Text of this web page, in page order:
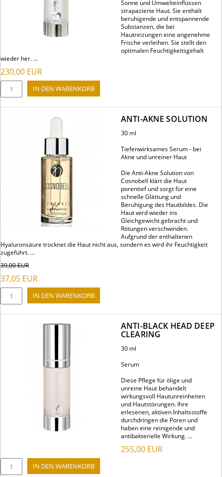
Sonne und Umwelteinflüssen
strapazierte Haut. Sie enthält
beruhigende und entspannende
Substanzen, die bei
Hautreizungen eine angenehme
Frische verleihen. Sie stellt den
optimalen Feuchtigkeitsgehalt
wieder her. ...
230,00 EUR
ANTI-AKNE SOLUTION
30 ml
Tiefenwirksames Serum - bei
Akne und unreiner Haut
Die Anti-Akne Solution von
Cosnobell klärt die Haut
porentief und sorgt für eine
schnelle Glättung und
Beruhigung des Hautbildes. Die
Haut wird wieder ins
Gleichgewicht gebracht und
Rötungen verschwinden.
Aufgrund der enthaltenen
Hyaluronsäure trocknet die Haut nicht aus, sondern es wird ihr Feuchtigkeit
zugeführt. ...
39,00EUR
37,05 EUR
ANTI-BLACK HEAD DEEP
CLEARING
30 ml
Serum
Diese Pflege für ölige und
unreine Haut behandelt
wirkungsvoll Hautunreinheiten
und Hautstörungen. Ihre
erlesenen, aktiven Inhaltsstoffe
durchdringen die Poren und
haben eine reinigende und
antibakterielle Wirkung. ...
255,00 EUR